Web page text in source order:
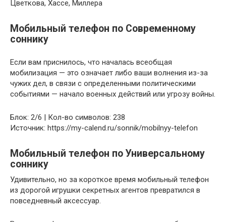
Цветкова, Хассе, Миллера
Мобильный телефон по Современному
соннику
Если вам приснилось, что началась всеобщая
мобилизация — это означает либо ваши волнения из-за
чужих дел, в связи с определенными политическими
событиями — начало военных действий или угрозу войны.
Блок: 2/6 | Кол-во символов: 238
Источник: https://my-calend.ru/sonnik/mobilnyy-telefon
Мобильный телефон по Универсальному
соннику
Удивительно, но за короткое время мобильный телефон
из дорогой игрушки секретных агентов превратился в
повседневный аксессуар.